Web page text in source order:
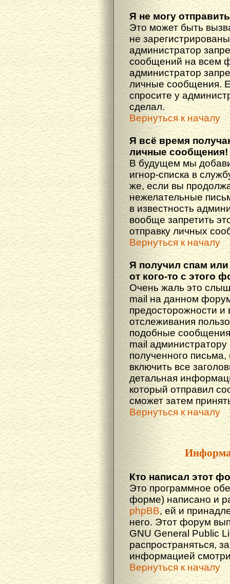
Я не могу
Это может быть
не
администратор
сообщений на всем
администратор
личные сообщения.
спросите у
сделал.
Вернуться к началу
Я всё время
личные сообщения!
В будущем мы
игнор-списка в
же, если вы
нежелательные
в известность
вообще запретить
отправку личных
Вернуться к началу
Я получил спам
от кого-то с этого
Очень жаль это
mail на данном
предосторожности и
отслеживания
подобные
mail
полученного
включить все
детальная
который отправил
сможет затем
Вернуться к началу
Кто написал этот
Это программное
форме) написано и
phpBB, ей и
него. Этот форум
GNU General Public
распространяться,
информацией
Вернуться к началу